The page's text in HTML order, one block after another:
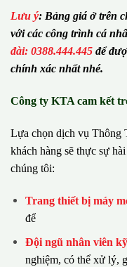
Lưu ý: Bảng giá ở trên
với các công trình cá
đài: 0388.444.445 để
chính xác nhất nhé.
Công ty KTA cam kết
Lựa chọn dịch vụ Thông
khách hàng sẽ thực sự
chúng tôi:
Trang thiết bị máy
để
Đội ngũ nhân viên
nghiệm, có thể xử lý,